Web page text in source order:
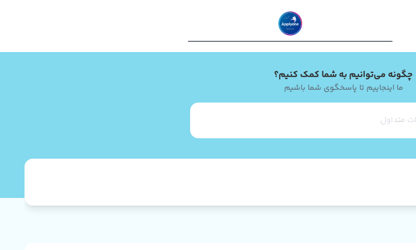
چگونه می‌توانیم به شما کمک کنیم؟
ما اینجاییم تا پاسخگوی شما باشیم